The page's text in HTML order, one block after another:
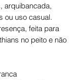
arquibancada,
ou uso casual.
feita para
no peito e não